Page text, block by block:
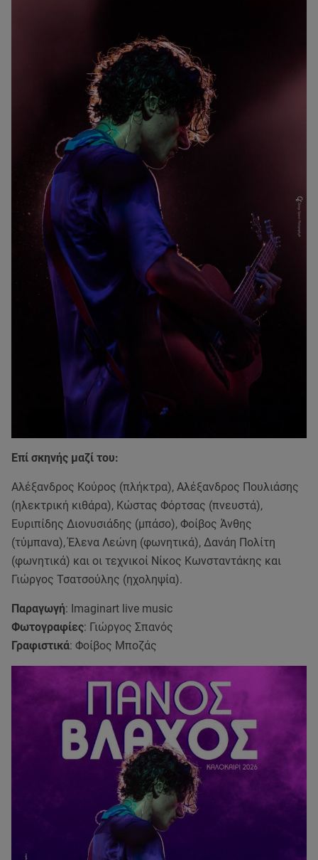
Επί σκηνής μαζί του:
Αλέξανδρος Κούρος (πλήκτρα), Αλέξανδρος Πουλιάσης
(ηλεκτρική κιθάρα), Κώστας Φόρτσας (πνευστά),
Ευριπίδης Διονυσιάδης (μπάσο), Φοίβος Άνθης
(τύμπανα), Έλενα Λεώνη (φωνητικά), Δανάη Πολίτη
(φωνητικά) και οι τεχνικοί Νίκος Κωνσταντάκης και
Γιώργος Τσατσούλης (ηχοληψία).
Παραγωγή: Imaginart live music
Φωτογραφίες: Γιώργος Σπανός
Γραφιστικά: Φοίβος Μποζάς